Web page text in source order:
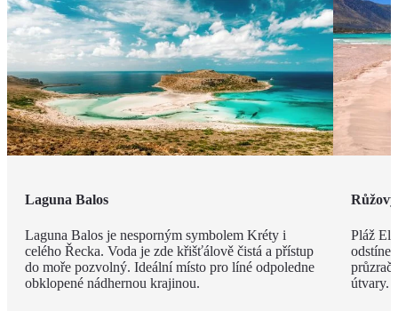
Laguna Balos
Laguna Balos je nesporným symbolem Kréty i
celého Řecka. Voda je zde křišťálově čistá a přístup
do moře pozvolný. Ideální místo pro líné odpoledne
obklopené nádhernou krajinou.
Pláž
útvary.